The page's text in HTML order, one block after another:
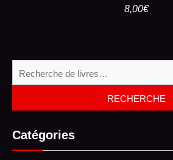
8,00€
RECHERCHE
Catégories